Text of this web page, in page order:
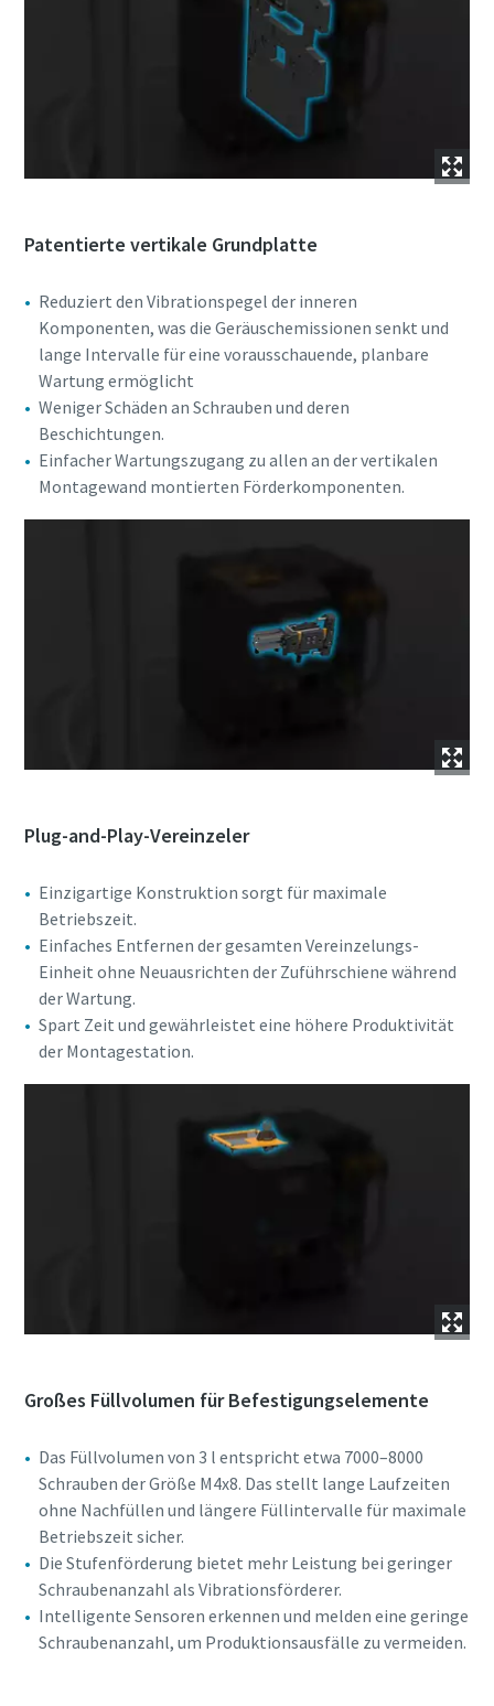
Patentierte vertikale Grundplatte
Reduziert den Vibrationspegel der inneren
Komponenten, was die Geräuschemissionen senkt und
lange Intervalle für eine vorausschauende, planbare
Wartung ermöglicht
Weniger Schäden an Schrauben und deren
Beschichtungen.
Einfacher Wartungszugang zu allen an der vertikalen
Montagewand montierten Förderkomponenten.
Plug-and-Play-Vereinzeler
Einzigartige Konstruktion sorgt für maximale
Betriebszeit.
Einfaches Entfernen der gesamten Vereinzelungs-
Einheit ohne Neuausrichten der Zuführschiene während
der Wartung.
Spart Zeit und gewährleistet eine höhere Produktivität
der Montagestation.
Großes Füllvolumen für Befestigungselemente
Das Füllvolumen von 3 l entspricht etwa 7000–8000
Schrauben der Größe M4x8. Das stellt lange Laufzeiten
ohne Nachfüllen und längere Füllintervalle für maximale
Betriebszeit sicher.
Die Stufenförderung bietet mehr Leistung bei geringer
Schraubenanzahl als Vibrationsförderer.
Intelligente Sensoren erkennen und melden eine geringe
Schraubenanzahl, um Produktionsausfälle zu vermeiden.